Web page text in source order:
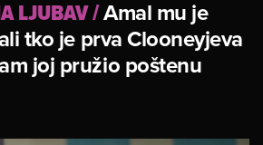
LJUBAV/Amal mu je
tko je prva Clooneyjeva
joj pružio poštenu